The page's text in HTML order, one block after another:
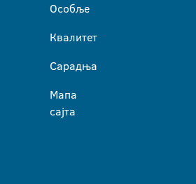
Особље
Квалитет
Сарадња
Мапа
сајта